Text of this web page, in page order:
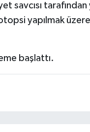
tarafından
yapılmak
başlattı.